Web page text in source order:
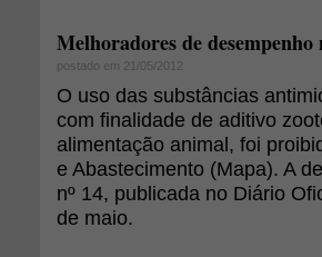
Melhoradores de
postado em 21/05/2012
O uso das substâncias
com finalidade de aditivo
alimentação animal, foi
e Abastecimento (Mapa). A
nº 14, publicada no Diário
de maio.